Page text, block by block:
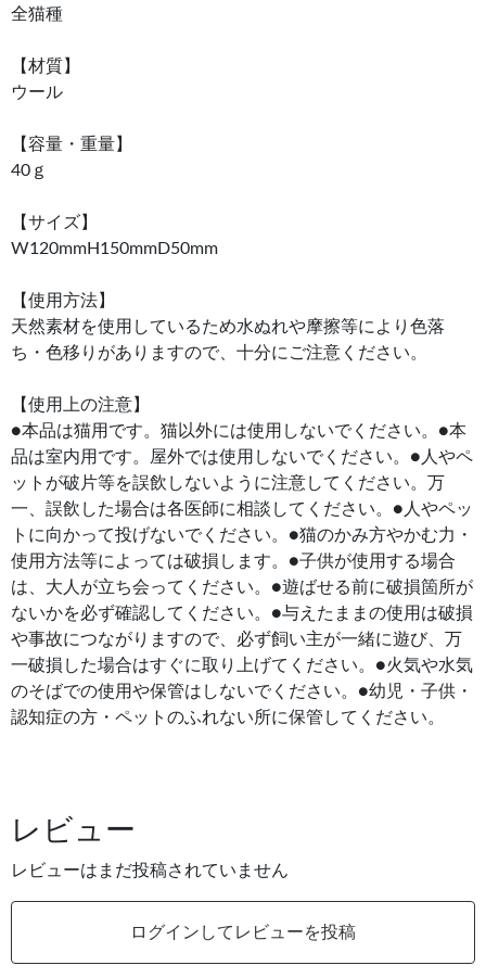
全猫種
【材質】
ウール
【容量・重量】
40ｇ
【サイズ】
W120mmH150mmD50mm
【使用方法】
天然素材を使用しているため水ぬれや摩擦等により色落
ち・色移りがありますので、十分にご注意ください。
【使用上の注意】
●本品は猫用です。猫以外には使用しないでください。●本
品は室内用です。屋外では使用しないでください。●人やペ
ットが破片等を誤飲しないように注意してください。万
一、誤飲した場合は各医師に相談してください。●人やペッ
トに向かって投げないでください。●猫のかみ方やかむ力・
使用方法等によっては破損します。●子供が使用する場合
は、大人が立ち会ってください。●遊ばせる前に破損箇所が
ないかを必ず確認してください。●与えたままの使用は破損
や事故につながりますので、必ず飼い主が一緒に遊び、万
一破損した場合はすぐに取り上げてください。●火気や水気
のそばでの使用や保管はしないでください。●幼児・子供・
認知症の方・ペットのふれない所に保管してください。
レビュー
レビューはまだ投稿されていません
ログインしてレビューを投稿